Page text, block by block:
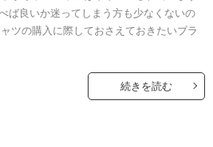
ば良いか迷ってしまう方も少なくないの
ツの購入に際しておさえておきたいブラ
続きを読む